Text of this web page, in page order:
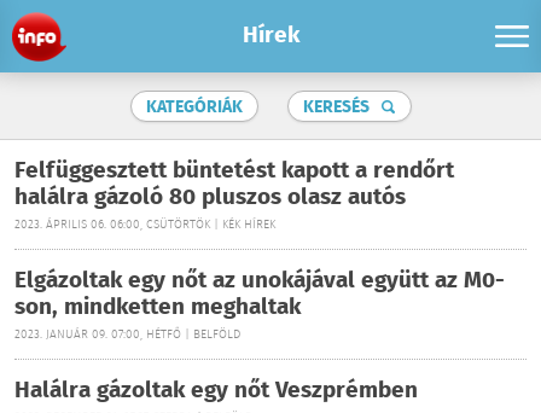
Hírek
KATEGÓRIÁK KERESÉS
Felfüggesztett büntetést kapott a rendőrt
halálra gázoló 80 pluszos olasz autós
2023. ÁPRILIS 06. 06:00, CSÜTÖRTÖK | KÉK HÍREK
Elgázoltak egy nőt az unokájával együtt az M0-
son, mindketten meghaltak
2023. JANUÁR 09. 07:00, HÉTFŐ | BELFÖLD
Halálra gázoltak egy nőt Veszprémben